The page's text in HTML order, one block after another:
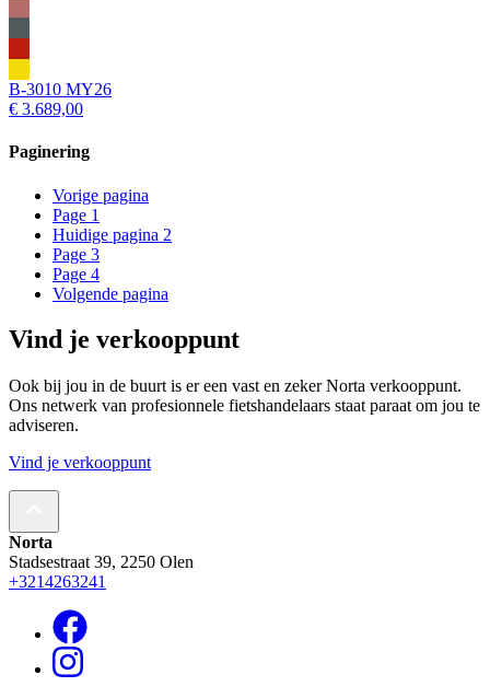
B-3010 MY26
€ 3.689,00
Paginering
Vorige pagina
Page 1
Huidige pagina 2
Page 3
Page 4
Volgende pagina
Vind je verkooppunt
Ook bij jou in de buurt is er een vast en zeker Norta verkooppunt.
Ons netwerk van profesionnele fietshandelaars staat paraat om jou te
adviseren.
Vind je verkooppunt
Norta
Stadsestraat 39, 2250 Olen
+3214263241